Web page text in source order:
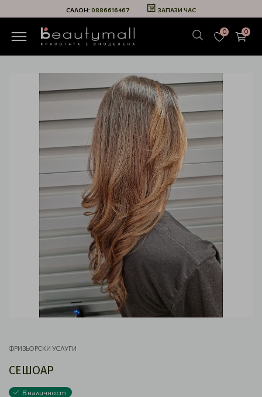
САЛОН: 0886616467 ЗАПАЗИ ЧАС
0 0
ФРИЗЬОРСКИ УСЛУГИ
СЕШОАР
В наличност